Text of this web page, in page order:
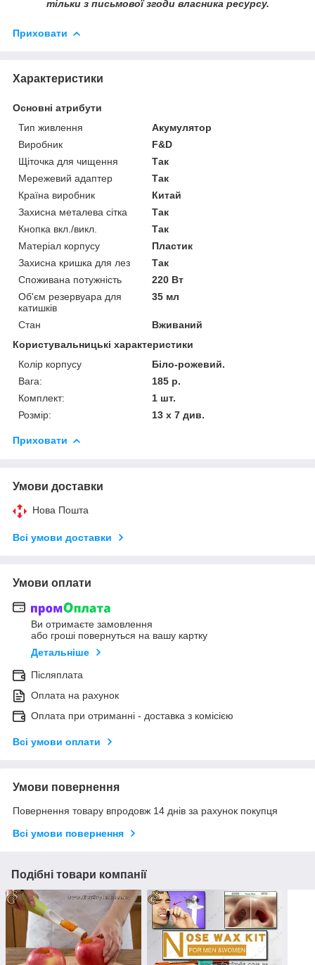
тільки з письмової згоди власника ресурсу.
Приховати
Характеристики
Основні атрибути
Тип живлення
Акумулятор
Виробник
F&D
Щіточка для чищення
Так
Мережевий адаптер
Так
Країна виробник
Китай
Захисна металева сітка
Так
Кнопка вкл./викл.
Так
Матеріал корпусу
Пластик
Захисна кришка для лез
Так
Споживана потужність
220 Вт
Об'єм резервуара для
катишків
35 мл
Стан
Вживаний
Користувальницькі характеристики
Колір корпусу
Біло-рожевий.
Вага:
185 р.
Комплект:
1 шт.
Розмір:
13 х 7 див.
Приховати
Умови доставки
Нова Пошта
Всі умови доставки
Умови оплати
Ви отримаєте замовлення
або гроші повернуться на вашу картку
Детальніше
Післяплата
Оплата на рахунок
Оплата при отриманні - доставка з комісією
Всі умови оплати
Умови повернення
Повернення товару впродовж 14 днів за рахунок покупця
Всі умови повернення
Подібні товари компанії